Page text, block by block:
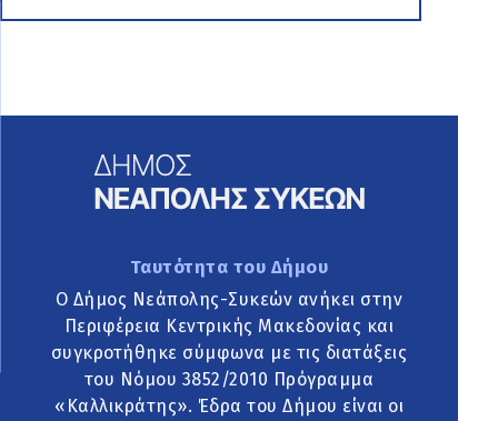
Ταυτότητα του Δήμου
Ο Δήμος Νεάπολης-Συκεών ανήκει στην
Περιφέρεια Κεντρικής Μακεδονίας και
συγκροτήθηκε σύμφωνα με τις διατάξεις
του Νόμου 3852/2010 Πρόγραμμα
«Καλλικράτης». Έδρα του Δήμου είναι οι